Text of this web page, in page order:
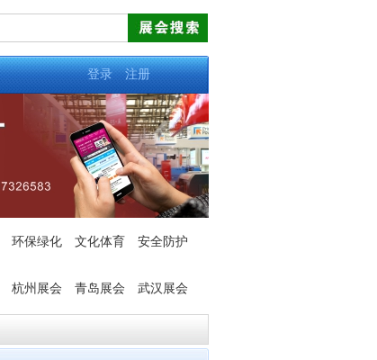
登录 注册
环保绿化 文化体育
安全防护
杭州展会 青岛展会 武汉展会